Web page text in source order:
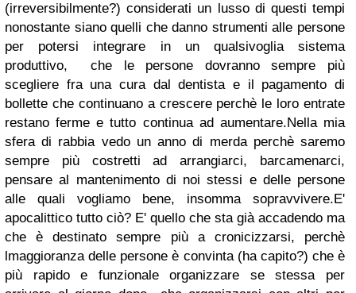
(irreversibilmente?) considerati un lusso di questi tempi
nonostante siano quelli che danno strumenti alle persone
per potersi integrare in un qualsivoglia sistema
produttivo, che le persone dovranno sempre più
scegliere fra una cura dal dentista e il pagamento di
bollette che continuano a crescere perchè le loro entrate
restano ferme e tutto continua ad aumentare.Nella mia
sfera di rabbia vedo un anno di merda perchè saremo
sempre più costretti ad arrangiarci, barcamenarci,
pensare al mantenimento di noi stessi e delle persone
alle quali vogliamo bene, insomma sopravvivere.E'
apocalittico tutto ciò? E' quello che sta già accadendo ma
che è destinato sempre più a cronicizzarsi, perchè
lmaggioranza delle persone è convinta (ha capito?) che è
più rapido e funzionale organizzare se stessa per